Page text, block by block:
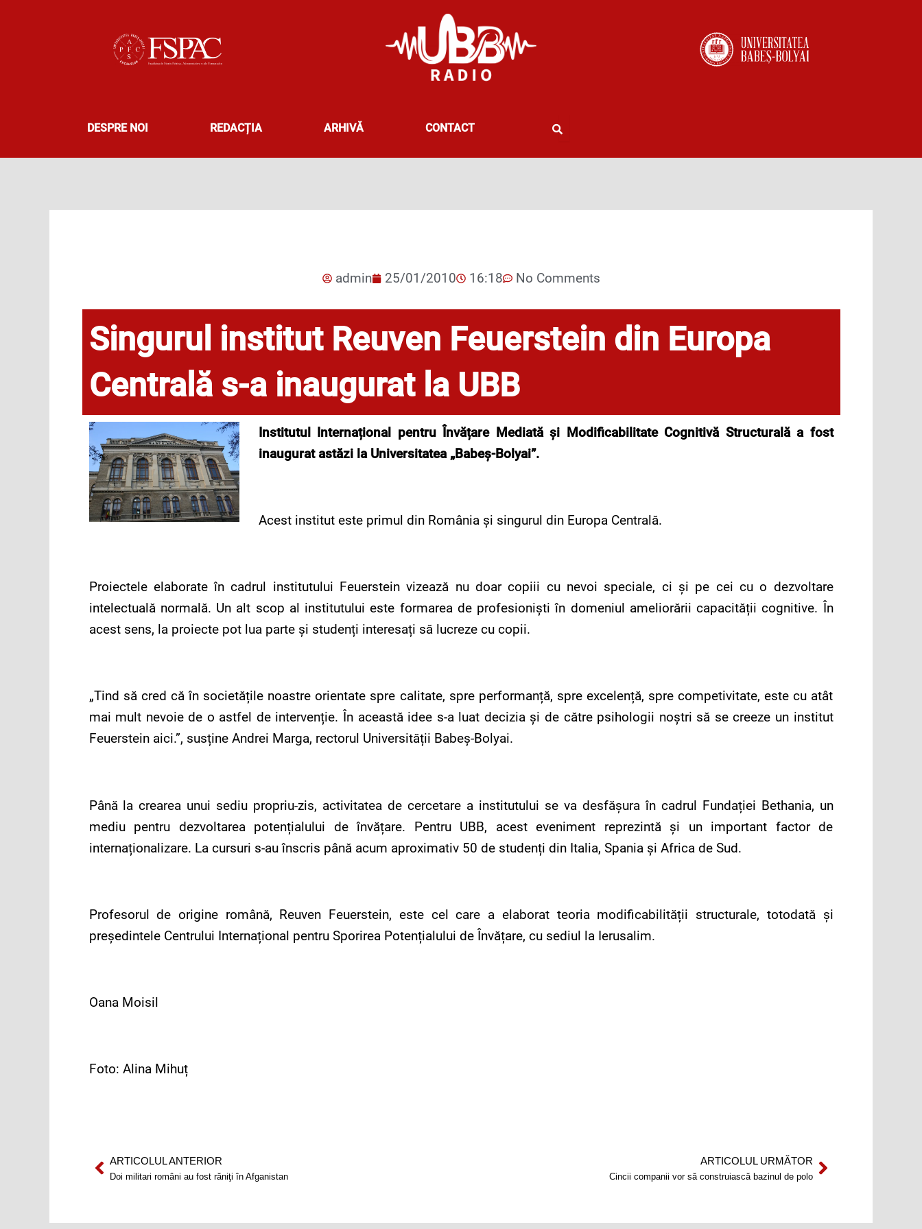
DESPRE NOI REDACȚIA ARHIVĂ CONTACT
admin 25/01/2010 16:18 No Comments
Singurul institut Reuven Feuerstein din Europa
Centrală s-a inaugurat la UBB
Institutul Internațional pentru Învățare Mediată și Modificabilitate Cognitivă Structurală a fost
inaugurat astăzi la Universitatea „Babeș-Bolyai”.
Acest institut este primul din România și singurul din Europa Centrală.
Proiectele elaborate în cadrul institutului Feuerstein vizează nu doar copiii cu nevoi speciale, ci și pe cei cu o dezvoltare
intelectuală normală. Un alt scop al institutului este formarea de profesioniști în domeniul ameliorării capacității cognitive. În
acest sens, la proiecte pot lua parte și studenți interesați să lucreze cu copii.
„Tind să cred că în societățile noastre orientate spre calitate, spre performanță, spre excelență, spre competivitate, este cu atât
mai mult nevoie de o astfel de intervenție. În această idee s-a luat decizia și de către psihologii noștri să se creeze un institut
Feuerstein aici.”, susține Andrei Marga, rectorul Universității Babeș-Bolyai.
Până la crearea unui sediu propriu-zis, activitatea de cercetare a institutului se va desfășura în cadrul Fundației Bethania, un
mediu pentru dezvoltarea potențialului de învățare. Pentru UBB, acest eveniment reprezintă și un important factor de
internaționalizare. La cursuri s-au înscris până acum aproximativ 50 de studenți din Italia, Spania și Africa de Sud.
Profesorul de origine română, Reuven Feuerstein, este cel care a elaborat teoria modificabilității structurale, totodată și
președintele Centrului Internațional pentru Sporirea Potențialului de Învățare, cu sediul la Ierusalim.
Oana Moisil
Foto: Alina Mihuț
Prev
ARTICOLUL ANTERIOR
Doi militari români au fost răniţi în Afganistan
ARTICOLUL URMĂTOR
Cincii companii vor să construiască bazinul de poloNext